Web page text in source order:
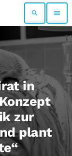
search menu
in
zur
plant